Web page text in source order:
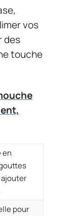
vos
des
touche
en
ajouter
pour